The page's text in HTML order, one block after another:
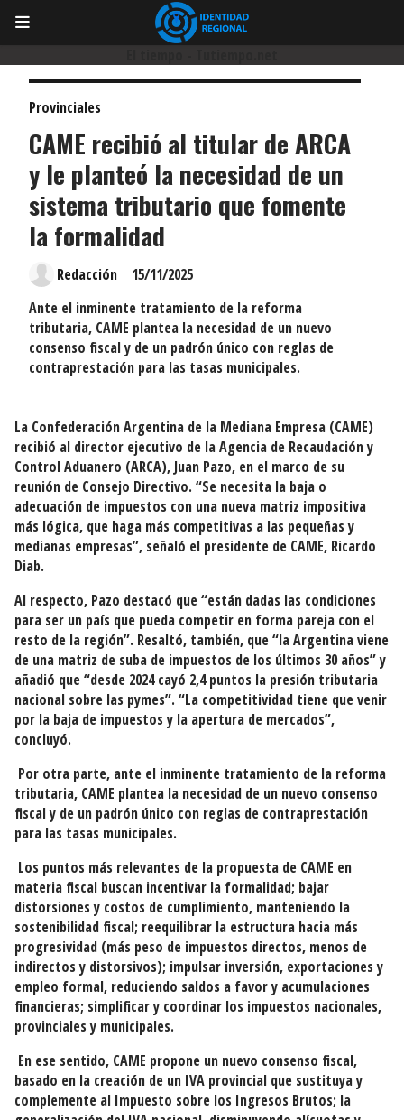
CAME recibió al titular de ARCA
y le planteó la necesidad de un
sistema tributario que fomente
la formalidad
Ante el inminente tratamiento de la reforma
tributaria, CAME plantea la necesidad de un nuevo
consenso fiscal y de un padrón único con reglas de
contraprestación para las tasas municipales.
Provinciales
15/11/2025
Redacción
La Confederación Argentina de la Mediana Empresa (CAME)
recibió al director ejecutivo de la Agencia de Recaudación y
Control Aduanero (ARCA), Juan Pazo, en el marco de su
reunión de Consejo Directivo. “Se necesita la baja o
adecuación de impuestos con una nueva matriz impositiva
más lógica, que haga más competitivas a las pequeñas y
medianas empresas”, señaló el presidente de CAME, Ricardo
Diab.
Al respecto, Pazo destacó que “están dadas las condiciones
para ser un país que pueda competir en forma pareja con el
resto de la región”. Resaltó, también, que “la Argentina viene
de una matriz de suba de impuestos de los últimos 30 años” y
añadió que “desde 2024 cayó 2,4 puntos la presión tributaria
nacional sobre las pymes”. “La competitividad tiene que venir
por la baja de impuestos y la apertura de mercados”,
concluyó.
Por otra parte, ante el inminente tratamiento de la reforma
tributaria, CAME plantea la necesidad de un nuevo consenso
fiscal y de un padrón único con reglas de contraprestación
para las tasas municipales.
Los puntos más relevantes de la propuesta de CAME en
materia fiscal buscan incentivar la formalidad; bajar
distorsiones y costos de cumplimiento, manteniendo la
sostenibilidad fiscal; reequilibrar la estructura hacia más
progresividad (más peso de impuestos directos, menos de
indirectos y distorsivos); impulsar inversión, exportaciones y
empleo formal, reduciendo saldos a favor y acumulaciones
financieras; simplificar y coordinar los impuestos nacionales,
provinciales y municipales.
En ese sentido, CAME propone un nuevo consenso fiscal,
basado en la creación de un IVA provincial que sustituya y
complemente al Impuesto sobre los Ingresos Brutos; la